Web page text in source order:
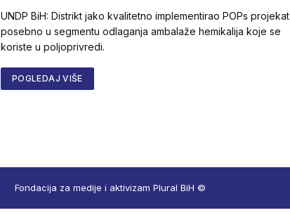
UNDP BiH: Distrikt jako kvalitetno implementirao POPs projekat,
posebno u segmentu odlaganja ambalaže hemikalija koje se
koriste u poljoprivredi.
POGLEDAJ VIŠE
Fondacija za medije i aktivizam Plural BiH ©